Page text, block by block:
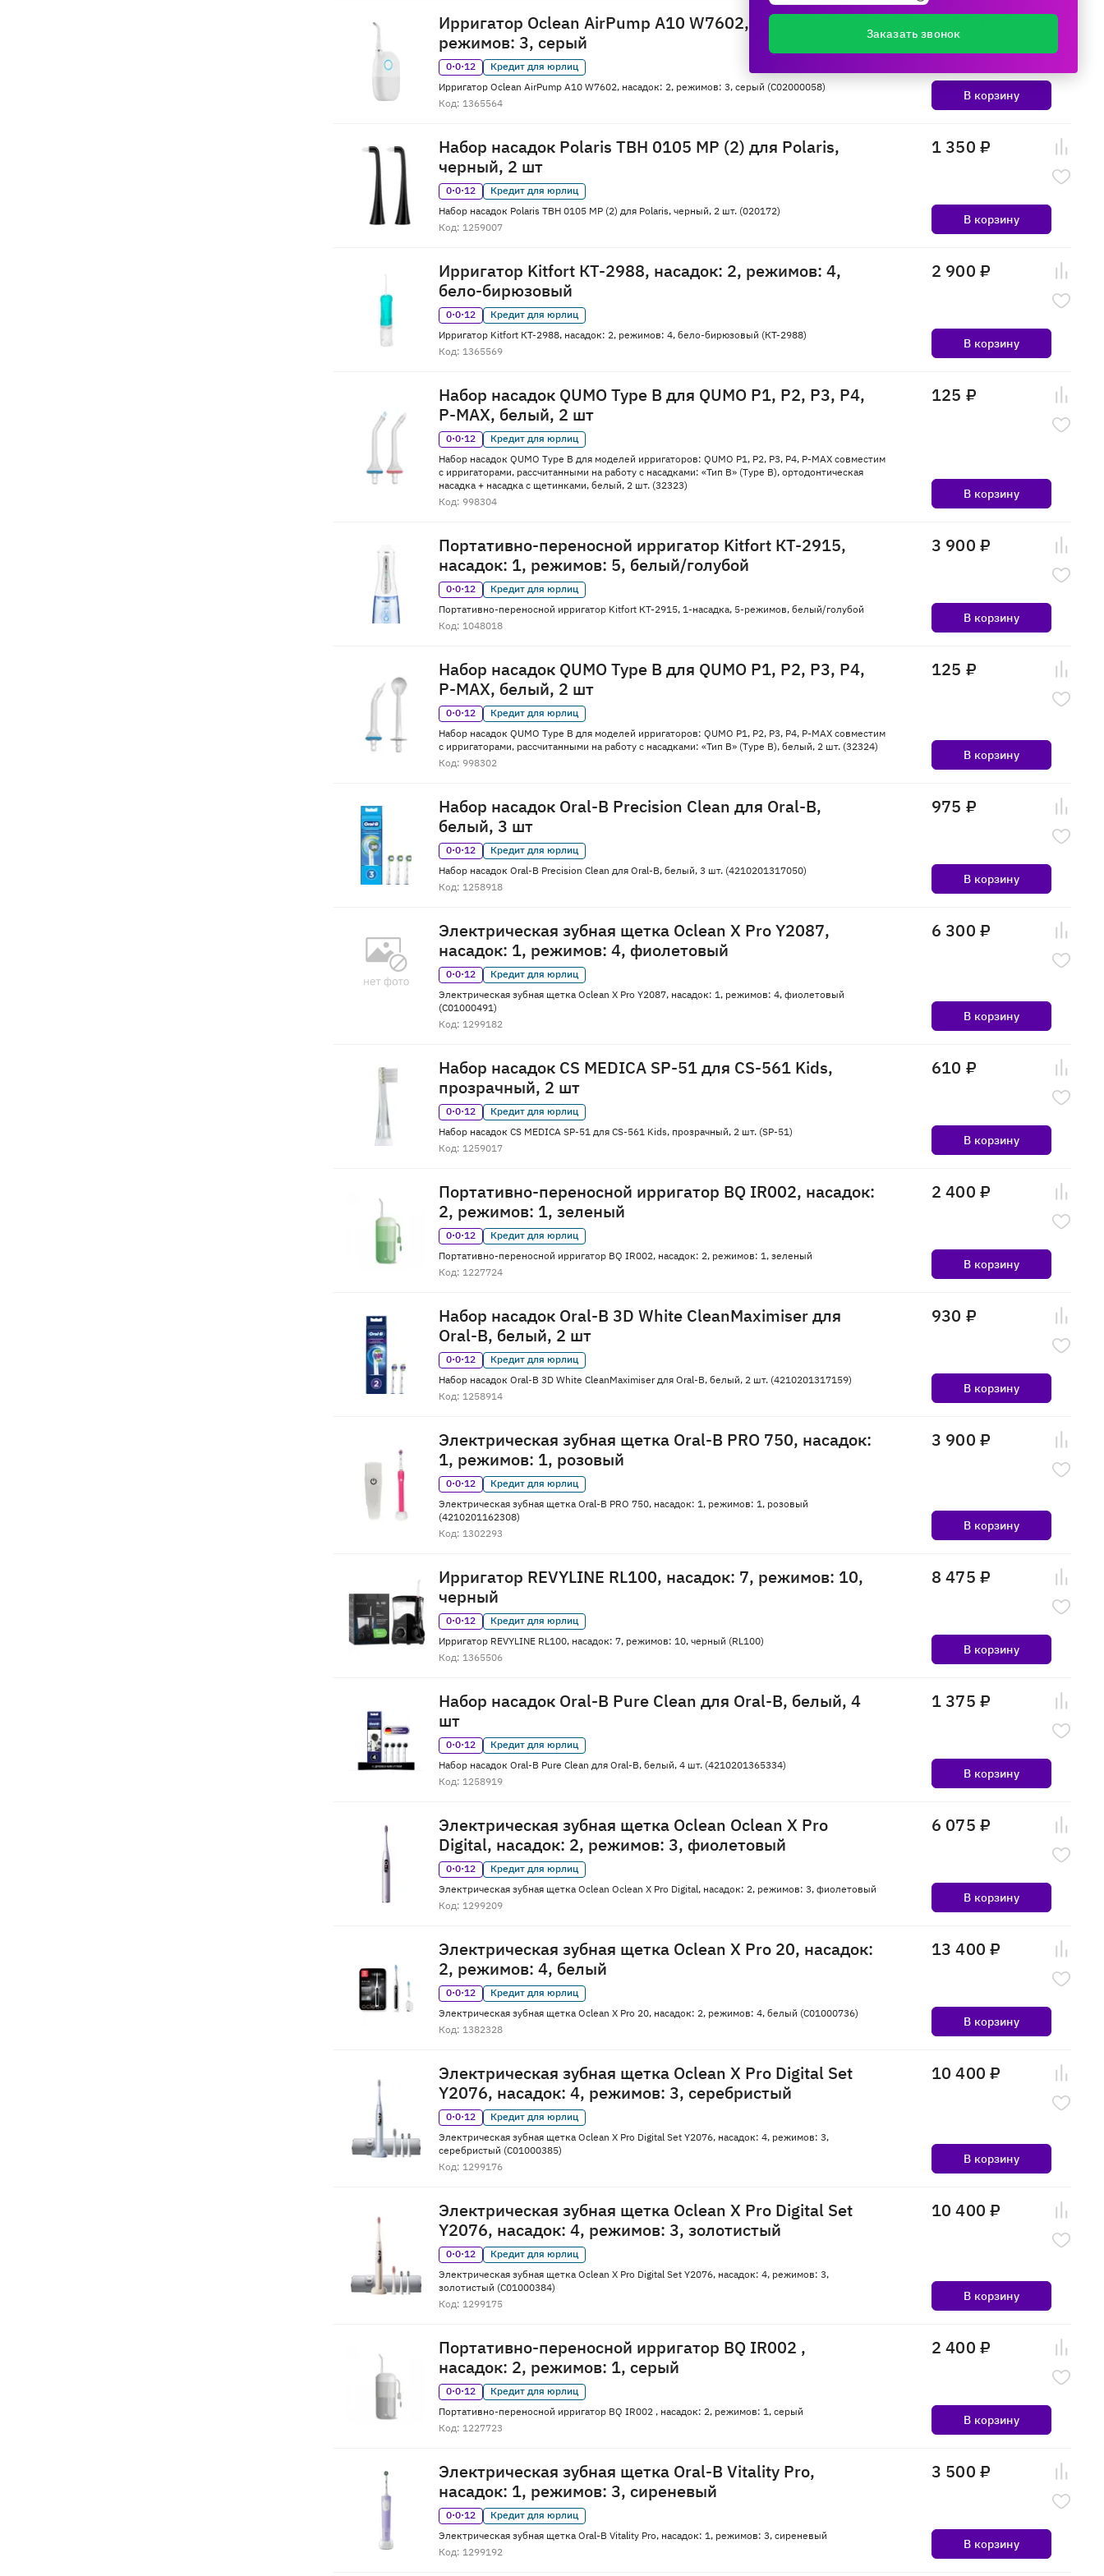
Ирригатор Oclean AirPump A10 W7602, насадок: 2,
режимов: 3, серый
0·0·12
Кредит для юрлиц
Ирригатор Oclean AirPump A10 W7602, насадок: 2, режимов: 3, серый (C02000058)
Код: 1365564
В корзину
Набор насадок Polaris TBH 0105 MP (2) для Polaris,
черный, 2 шт
0·0·12
Кредит для юрлиц
Набор насадок Polaris TBH 0105 MP (2) для Polaris, черный, 2 шт. (020172)
Код: 1259007
1 350 ₽
В корзину
Ирригатор Kitfort КТ-2988, насадок: 2, режимов: 4,
бело-бирюзовый
0·0·12
Кредит для юрлиц
Ирригатор Kitfort КТ-2988, насадок: 2, режимов: 4, бело-бирюзовый (КТ-2988)
Код: 1365569
2 900 ₽
В корзину
Набор насадок QUMO Type B для QUMO P1, P2, P3, P4,
P-MAX, белый, 2 шт
0·0·12
Кредит для юрлиц
Набор насадок QUMO Type B для моделей ирригаторов: QUMO P1, P2, P3, P4, P-MAX совместим
с ирригаторами, рассчитанными на работу с насадками: «Тип В» (Type B), ортодонтическая
насадка + насадка с щетинками, белый, 2 шт. (32323)
Код: 998304
125 ₽
В корзину
Портативно-переносной ирригатор Kitfort КТ-2915,
насадок: 1, режимов: 5, белый/голубой
0·0·12
Кредит для юрлиц
Портативно-переносной ирригатор Kitfort КТ-2915, 1-насадка, 5-режимов, белый/голубой
Код: 1048018
3 900 ₽
В корзину
Набор насадок QUMO Type B для QUMO P1, P2, P3, P4,
P-MAX, белый, 2 шт
0·0·12
Кредит для юрлиц
Набор насадок QUMO Type B для моделей ирригаторов: QUMO P1, P2, P3, P4, P-MAX совместим
с ирригаторами, рассчитанными на работу с насадками: «Тип В» (Type B), белый, 2 шт. (32324)
Код: 998302
125 ₽
В корзину
Набор насадок Oral-B Precision Clean для Oral-B,
белый, 3 шт
0·0·12
Кредит для юрлиц
Набор насадок Oral-B Precision Clean для Oral-B, белый, 3 шт. (4210201317050)
Код: 1258918
975 ₽
В корзину
Электрическая зубная щетка Oclean X Pro Y2087,
насадок: 1, режимов: 4, фиолетовый
0·0·12
Кредит для юрлиц
Электрическая зубная щетка Oclean X Pro Y2087, насадок: 1, режимов: 4, фиолетовый
(C01000491)
Код: 1299182
6 300 ₽
В корзину
Набор насадок CS MEDICA SP-51 для CS-561 Kids,
прозрачный, 2 шт
0·0·12
Кредит для юрлиц
Набор насадок CS MEDICA SP-51 для CS-561 Kids, прозрачный, 2 шт. (SP-51)
Код: 1259017
610 ₽
В корзину
Портативно-переносной ирригатор BQ IR002, насадок:
2, режимов: 1, зеленый
0·0·12
Кредит для юрлиц
Портативно-переносной ирригатор BQ IR002, насадок: 2, режимов: 1, зеленый
Код: 1227724
2 400 ₽
В корзину
Набор насадок Oral-B 3D White CleanMaximiser для
Oral-B, белый, 2 шт
0·0·12
Кредит для юрлиц
Набор насадок Oral-B 3D White CleanMaximiser для Oral-B, белый, 2 шт. (4210201317159)
Код: 1258914
930 ₽
В корзину
Электрическая зубная щетка Oral-B PRO 750, насадок:
1, режимов: 1, розовый
0·0·12
Кредит для юрлиц
Электрическая зубная щетка Oral-B PRO 750, насадок: 1, режимов: 1, розовый
(4210201162308)
Код: 1302293
3 900 ₽
В корзину
Ирригатор REVYLINE RL100, насадок: 7, режимов: 10,
черный
0·0·12
Кредит для юрлиц
Ирригатор REVYLINE RL100, насадок: 7, режимов: 10, черный (RL100)
Код: 1365506
8 475 ₽
В корзину
Набор насадок Oral-B Pure Clean для Oral-B, белый, 4
шт
0·0·12
Кредит для юрлиц
Набор насадок Oral-B Pure Clean для Oral-B, белый, 4 шт. (4210201365334)
Код: 1258919
1 375 ₽
В корзину
Электрическая зубная щетка Oclean Oclean X Pro
Digital, насадок: 2, режимов: 3, фиолетовый
0·0·12
Кредит для юрлиц
Электрическая зубная щетка Oclean Oclean X Pro Digital, насадок: 2, режимов: 3, фиолетовый
Код: 1299209
6 075 ₽
В корзину
Электрическая зубная щетка Oclean X Pro 20, насадок:
2, режимов: 4, белый
0·0·12
Кредит для юрлиц
Электрическая зубная щетка Oclean X Pro 20, насадок: 2, режимов: 4, белый (C01000736)
Код: 1382328
13 400 ₽
В корзину
Электрическая зубная щетка Oclean X Pro Digital Set
Y2076, насадок: 4, режимов: 3, серебристый
0·0·12
Кредит для юрлиц
Электрическая зубная щетка Oclean X Pro Digital Set Y2076, насадок: 4, режимов: 3,
серебристый (C01000385)
Код: 1299176
10 400 ₽
В корзину
Электрическая зубная щетка Oclean X Pro Digital Set
Y2076, насадок: 4, режимов: 3, золотистый
0·0·12
Кредит для юрлиц
Электрическая зубная щетка Oclean X Pro Digital Set Y2076, насадок: 4, режимов: 3,
золотистый (C01000384)
Код: 1299175
10 400 ₽
В корзину
Портативно-переносной ирригатор BQ IR002 ,
насадок: 2, режимов: 1, серый
0·0·12
Кредит для юрлиц
Портативно-переносной ирригатор BQ IR002 , насадок: 2, режимов: 1, серый
Код: 1227723
2 400 ₽
В корзину
Электрическая зубная щетка Oral-B Vitality Pro,
насадок: 1, режимов: 3, сиреневый
0·0·12
Кредит для юрлиц
Электрическая зубная щетка Oral-B Vitality Pro, насадок: 1, режимов: 3, сиреневый
Код: 1299192
3 500 ₽
В корзину
Заказать звонок